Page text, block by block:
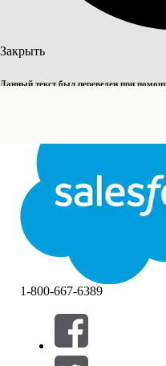
Закрыть
Данный текст был переведен при
Закрыть
Фильтры (0)
ВЫБРАТЬ ФИЛЬТРЫ
1-800-667-6389